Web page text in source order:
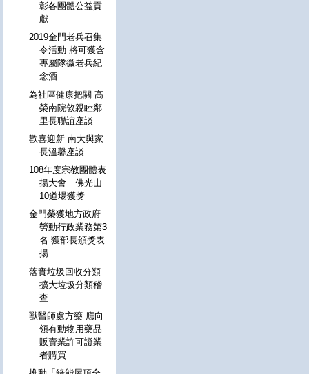
彰各團體公益貢
獻
2019金門老兵召集
令活動 將可獲含
專屬隊徽老兵紀
念酒
為社區健康把關 高
榮南院敦親睦鄰
里長聯誼座談
歡喜迎新 南大與家
長溫馨座談
108年度宗教團體表
揚大會 佛光山
10道場獲獎
金門榮獲地方政府
勞動行政業務第3
名 獲部長頒獎表
揚
落實垃圾回收分類
擴大垃圾分類稽
查
獸醫師處方藥 應向
領有動物用藥品
販賣業許可證業
者購買